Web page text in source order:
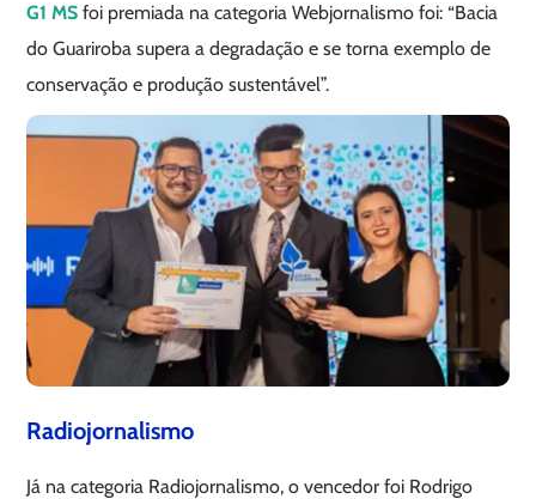
G1 MS foi premiada na categoria Webjornalismo foi: “Bacia
do Guariroba supera a degradação e se torna exemplo de
conservação e produção sustentável”.
Radiojornalismo
Já na categoria Radiojornalismo, o vencedor foi Rodrigo